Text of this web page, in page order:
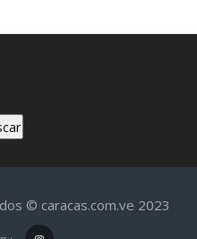
© caracas.com.ve 2023